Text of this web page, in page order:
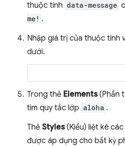
thuộc tính data-message
me! .
Nhập giá trị của thuộc tính
dưới.
Trong thẻ Elements(Phần
tìm quy tắc lớp aloha .
Thẻ Styles(Kiểu) liệt kê
được áp dụng cho bất kỳ